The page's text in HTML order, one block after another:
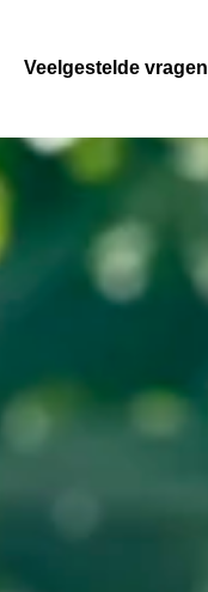
Veelgestelde vragen